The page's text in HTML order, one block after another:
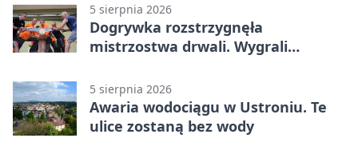
5 sierpnia 2026
Dogrywka rozstrzygnęła
mistrzostwa drwali. Wygrali
5 sierpnia 2026
Awaria wodociągu w Ustroniu. Te
ulice zostaną bez wody